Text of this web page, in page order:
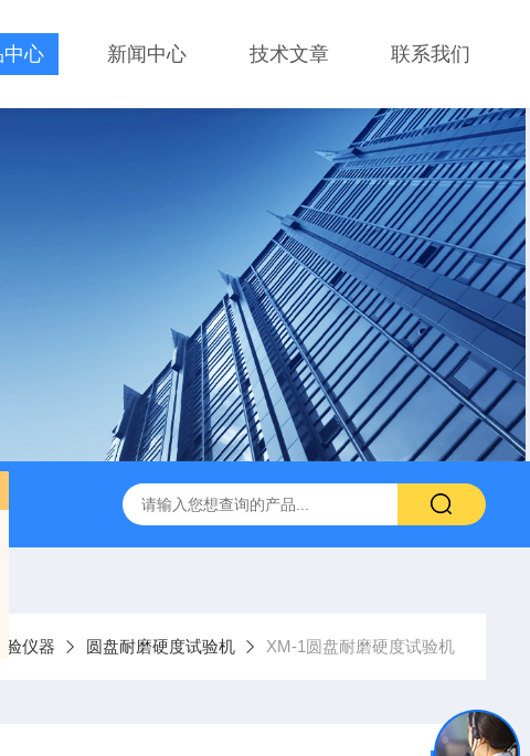
中心 新闻中心 技术文章 联系我们
钢结构防火涂料测厚仪 砂基透水砖透水速率试验装置
验仪器 圆盘耐磨硬度试验机 XM-1圆盘耐磨硬度试验机